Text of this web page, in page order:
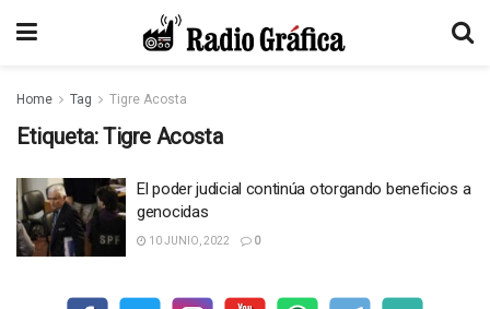
Home Tag Tigre Acosta
Etiqueta:Tigre Acosta
El poder judicial continúa otorgando beneficios a
genocidas
10 JUNIO, 2022 0